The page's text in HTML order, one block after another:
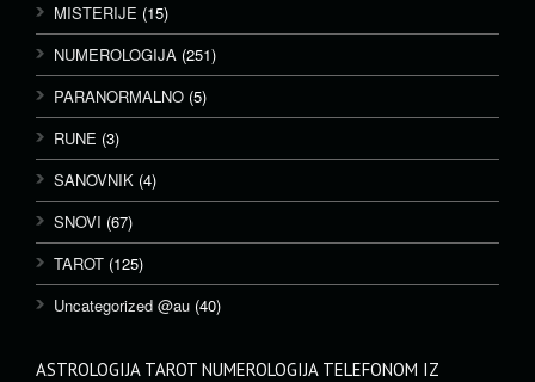
MISTERIJE (15)
NUMEROLOGIJA (251)
PARANORMALNO (5)
RUNE (3)
SANOVNIK (4)
SNOVI (67)
TAROT (125)
Uncategorized @au (40)
ASTROLOGIJA TAROT NUMEROLOGIJA TELEFONOM IZ